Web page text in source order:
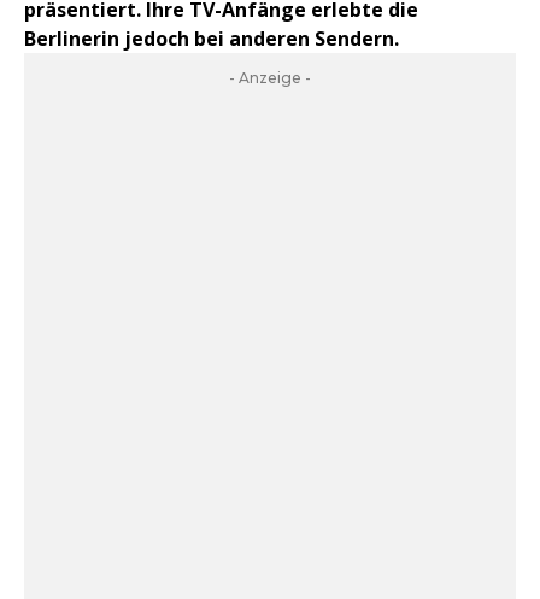
präsentiert. Ihre TV-Anfänge erlebte die
Berlinerin jedoch bei anderen Sendern.
- Anzeige -